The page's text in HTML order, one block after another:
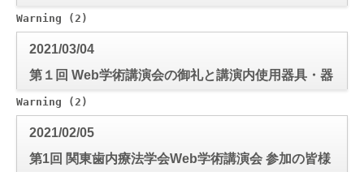
Warning (2)
2021/03/04
第１回 Web学術講演会の御礼と講演内使用器具・器
材について
Warning (2)
2021/02/05
第1回 関東歯内療法学会Web学術講演会 参加の皆様